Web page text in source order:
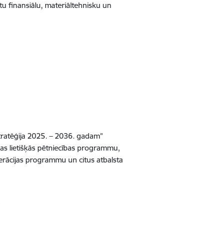
finansiālu, materiāltehnisku un
2025. – 2036. gadam”
lietišķās pētniecības programmu,
programmu un citus atbalsta